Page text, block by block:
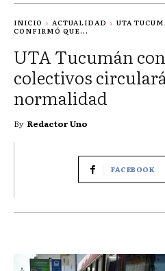
Tucuman
INICIO ACTUALIDAD
UTA
CONFIRMÓ QUE...
UTA Tucumán
colectivos
normalidad
By Redactor Uno
FACEBOOK